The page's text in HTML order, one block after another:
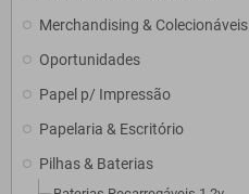
Merchandising & Colecionáveis
Oportunidades
Papel p/ Impressão
Papelaria & Escritório
Pilhas & Baterias